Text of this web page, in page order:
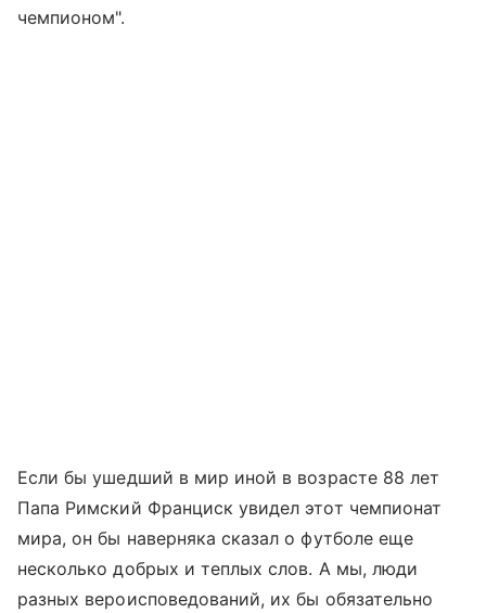
чемпионом".
Если бы ушедший в мир иной в возрасте 88 лет
Папа Римский Франциск увидел этот чемпионат
мира, он бы наверняка сказал о футболе еще
несколько добрых и теплых слов. А мы, люди
разных вероисповедований, их бы обязательно